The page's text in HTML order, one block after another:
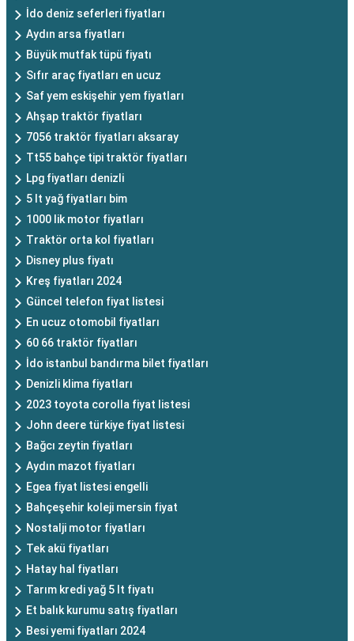
İdo deniz seferleri fiyatları
Aydın arsa fiyatları
Büyük mutfak tüpü fiyatı
Sıfır araç fiyatları en ucuz
Saf yem eskişehir yem fiyatları
Ahşap traktör fiyatları
7056 traktör fiyatları aksaray
Tt55 bahçe tipi traktör fiyatları
Lpg fiyatları denizli
5 lt yağ fiyatları bim
1000 lik motor fiyatları
Traktör orta kol fiyatları
Disney plus fiyatı
Kreş fiyatları 2024
Güncel telefon fiyat listesi
En ucuz otomobil fiyatları
60 66 traktör fiyatları
İdo istanbul bandırma bilet fiyatları
Denizli klima fiyatları
2023 toyota corolla fiyat listesi
John deere türkiye fiyat listesi
Bağcı zeytin fiyatları
Aydın mazot fiyatları
Egea fiyat listesi engelli
Bahçeşehir koleji mersin fiyat
Nostalji motor fiyatları
Tek akü fiyatları
Hatay hal fiyatları
Tarım kredi yağ 5 lt fiyatı
Et balık kurumu satış fiyatları
Besi yemi fiyatları 2024